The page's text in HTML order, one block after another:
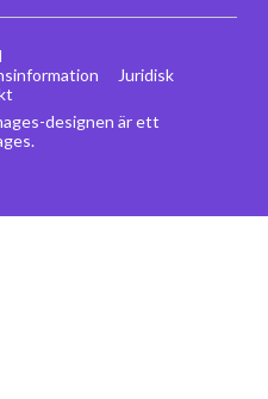
designen är ett
Juridisk